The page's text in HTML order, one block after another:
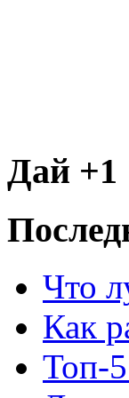
Дай +1
Что
Как
Топ-